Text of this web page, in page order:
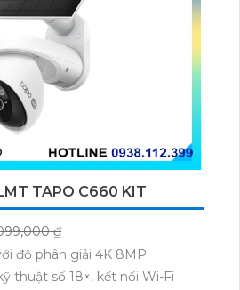
TAPO C660 KIT
₫
độ phân giải 4K 8MP
thuật số 18×, kết nối Wi-Fi